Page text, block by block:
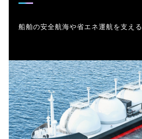
船舶の安全航海や省エネ運航を支える